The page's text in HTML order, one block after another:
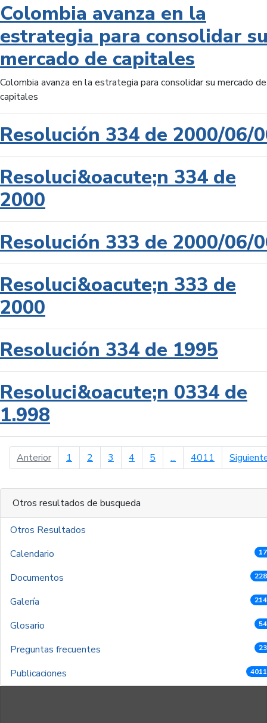
Colombia avanza en la
estrategia para consolidar
mercado de capitales
Colombia avanza en la estrategia para consolidar su mercado de
capitales
Resolución 334 de 2000/06/
Resoluci&oacute;n 334 de
2000
Resolución 333 de 2000/06/
Resoluci&oacute;n 333 de
2000
Resolución 334 de 1995
Resoluci&oacute;n 0334 de
1.998
Anteriorpágina anterior
1 2 3 4 5 ... 4011
Otros resultados de busqueda
Otros Resultados
Calendario
Documentos
Galería
Glosario
Preguntas frecuentes
Publicaciones